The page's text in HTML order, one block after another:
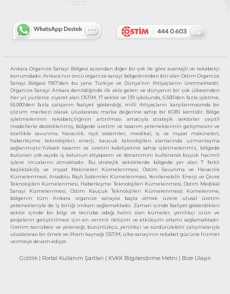
Ankara Organize Sanayi Bölgesi açısından diğer bir çok ile göre avantajlı ve rekabetçi
konumdadır. Ankara’nın öncü organize sanayi bölgelerinden biri olan Ostim Organize
Sanayi Bölgesi 1967’den bu yana Türkiye ve Dünya’nın ihtiyaçlarını üretmektedir.
Organize Sanayi Ankara denildiğinde ilk akla gelen ve dünyanın bir çok ülkesinden
her yıl yüzlerce ziyaret alan OSTİM, 17 sektör ve 139 işkolunda, 6.500’den fazla işletme,
65.000’den fazla çalışanın faaliyet gösterdiği, milli ihtiyaçların karşılanmasında bir
çözüm merkezi olarak uluslararası marka değerine sahip bir KOBİ kentidir. Bölge
işletmelerinin rekabetçiliğinin artırılması amacıyla stratejik sektörler çeşitli
modellerle desteklenmiş, bölgede üretim ve tasarım yeteneklerinin gelişmesini ve
özellikle savunma, havacılık, raylı sistemler, medikal, iş ve inşaat makineleri,
haberleşme teknolojileri, enerji, kauçuk teknolojileri alanlarında uzmanlaşma
sağlanmıştır.Yüksek tasarım ve üretim kabiliyetine sahip işletmelerimiz, bölgede
bulunan çok sayıda iş kolunun altyapısını ve donanımını kullanarak büyük hacimli
işlere imzalarını atmaktadır. Bu stratejik sektörlerde bölgede yer alan 7 farklı
başlıktaki(İş ve inşaat Makineleri Kümelenmesi, Ostim Savunma ve Havacılık
Kümelenmesi, Anadolu Raylı Sistemler Kümelenmesi, Yenilenebilir Enerji ve Çevre
Teknolojileri Kümelenmesi, Haberleşme Teknolojileri Kümelenmesi, Ostim Medikal
Sanayi Kümelenmesi, Ostim Kauçuk Teknolojileri Kümelenmesi) kümelenme,
bölgenin tüm Ankara organize sanayisi başta olmak üzere ulusal üretim
yetenekleriyle de iş birliği imkanı sağlamaktadır. Zaman içinde faaliyet gösterdikleri
sektör içinde bir bilgi ve tecrübe odağı halini alan kümeler, yenilikçi ürün ve
projelerin geliştirilmesi için en verimli iletişim ve etkileşim ortamı sağlamaktadır.
Üretim tecrübesi ve yeteneği; bütünlükçü, yenilikçi ve sürdürülebilir çalışmalarıyla
uluslararası bir örnek ve ilham kaynağı OSTİM, ülke sanayinin rekabet gücüne hizmet
vermeye devam ediyor.
Gizlilik | Portal Kullanım Şartları | KVKK Bilgilendirme Metni | Bize Ulaşın